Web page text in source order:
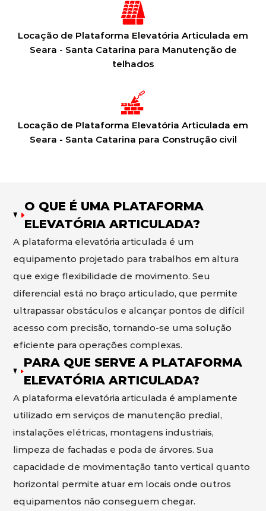
Locação de Plataforma Elevatória Articulada em
Seara - Santa Catarina para Manutenção de
telhados
Locação de Plataforma Elevatória Articulada em
Seara - Santa Catarina para Construção civil
O QUE É UMA PLATAFORMA
ELEVATÓRIA ARTICULADA?
A plataforma elevatória articulada é um
equipamento projetado para trabalhos em altura
que exige flexibilidade de movimento. Seu
diferencial está no braço articulado, que permite
ultrapassar obstáculos e alcançar pontos de difícil
acesso com precisão, tornando-se uma solução
eficiente para operações complexas.
PARA QUE SERVE A PLATAFORMA
ELEVATÓRIA ARTICULADA?
A plataforma elevatória articulada é amplamente
utilizado em serviços de manutenção predial,
instalações elétricas, montagens industriais,
limpeza de fachadas e poda de árvores. Sua
capacidade de movimentação tanto vertical quanto
horizontal permite atuar em locais onde outros
equipamentos não conseguem chegar.